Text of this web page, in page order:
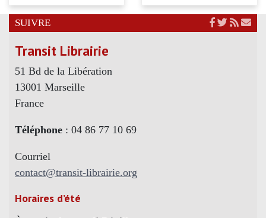
SUIVRE
Transit Librairie
51 Bd de la Libération
13001 Marseille
France
Téléphone : 04 86 77 10 69
Courriel
contact@transit-librairie.org
Horaires d’été